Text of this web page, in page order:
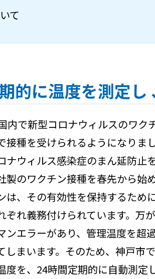
て
的に温度を測定
内で新型コロナウィルスのワク
接種を受けられるようになりまし
ナウィルス感染症のまん延防止
製のワクチン接種を春先から始め
は、その有効性を保持するため
ぞれ義務付けられています。万
ンエラーがあり、管理温度を超
しまいます。そのため、神戸市
度を、24時間定期的に自動測定